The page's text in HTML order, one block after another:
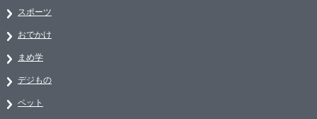
スポーツ
おでかけ
まめ学
デジもの
ペット